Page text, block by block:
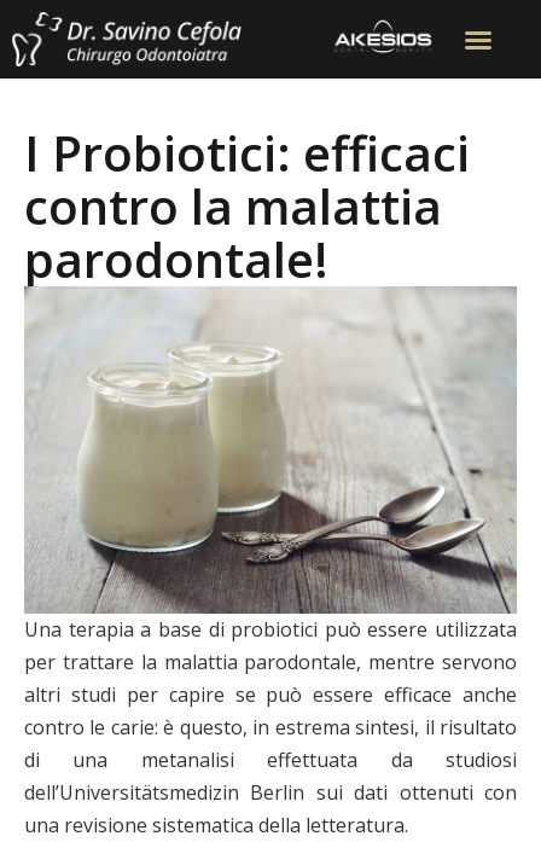
I Probiotici: efficaci
contro la malattia
parodontale!
Una terapia a base di probiotici può essere utilizzata
per trattare la malattia parodontale, mentre servono
altri studi per capire se può essere efficace anche
contro le carie: è questo, in estrema sintesi, il risultato
di una metanalisi effettuata da studiosi
dell’Universitätsmedizin Berlin sui dati ottenuti con
una revisione sistematica della letteratura.